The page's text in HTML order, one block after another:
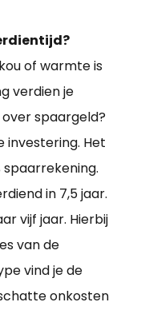
of warmte is
verdien je
spaargeld?
investering. Het
spaarrekening.
in 7,5 jaar.
vijf jaar. Hierbij
van de
vind je de
onkosten